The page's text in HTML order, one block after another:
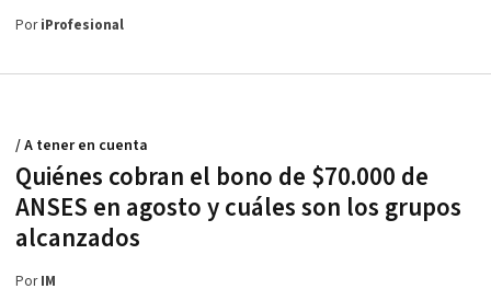
PoriProfesional
Quiénes cobran el bono de $70.000 de
ANSES en agosto y cuáles son los grupos
alcanzados
/ A tener en cuenta
PorIM